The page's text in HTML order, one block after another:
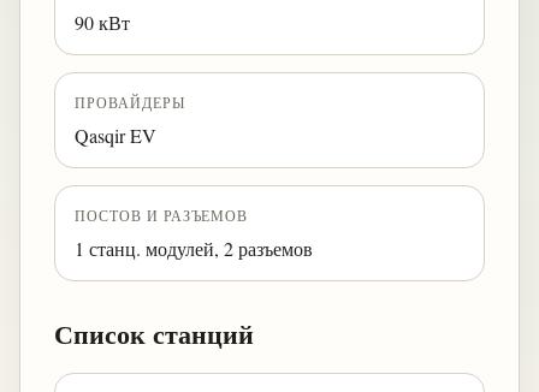
90 кВт
ПРОВАЙДЕРЫ
Qasqir EV
ПОСТОВ И РАЗЪЕМОВ
1 станц. модулей, 2 разъемов
Список станций